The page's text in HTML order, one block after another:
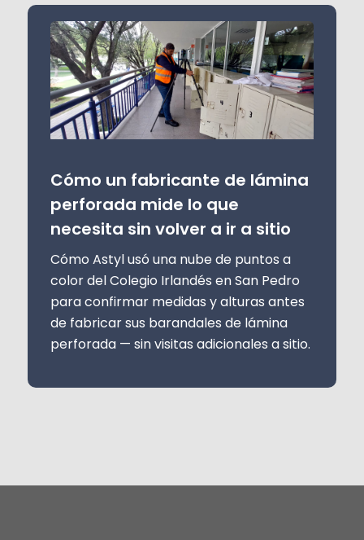
Cómo un fabricante de lámina
perforada mide lo que
necesita sin volver a ir a sitio
Cómo Astyl usó una nube de puntos a
color del Colegio Irlandés en San Pedro
para confirmar medidas y alturas antes
de fabricar sus barandales de lámina
perforada — sin visitas adicionales a sitio.